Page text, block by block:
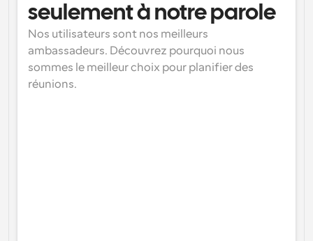
seulement à notre parole
Nos utilisateurs sont nos meilleurs
ambassadeurs. Découvrez pourquoi nous
sommes le meilleur choix pour planifier des
réunions.